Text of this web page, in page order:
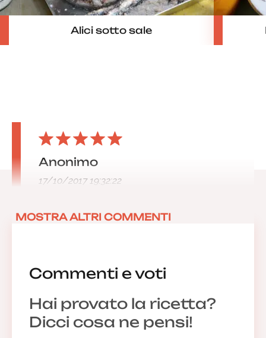
Alici sotto sale
Commenti e voti
Hai provato la ricetta?
Dicci cosa ne pensi!
Anonimo
17/10/2017 19:32:22
MOSTRA ALTRI COMMENTI